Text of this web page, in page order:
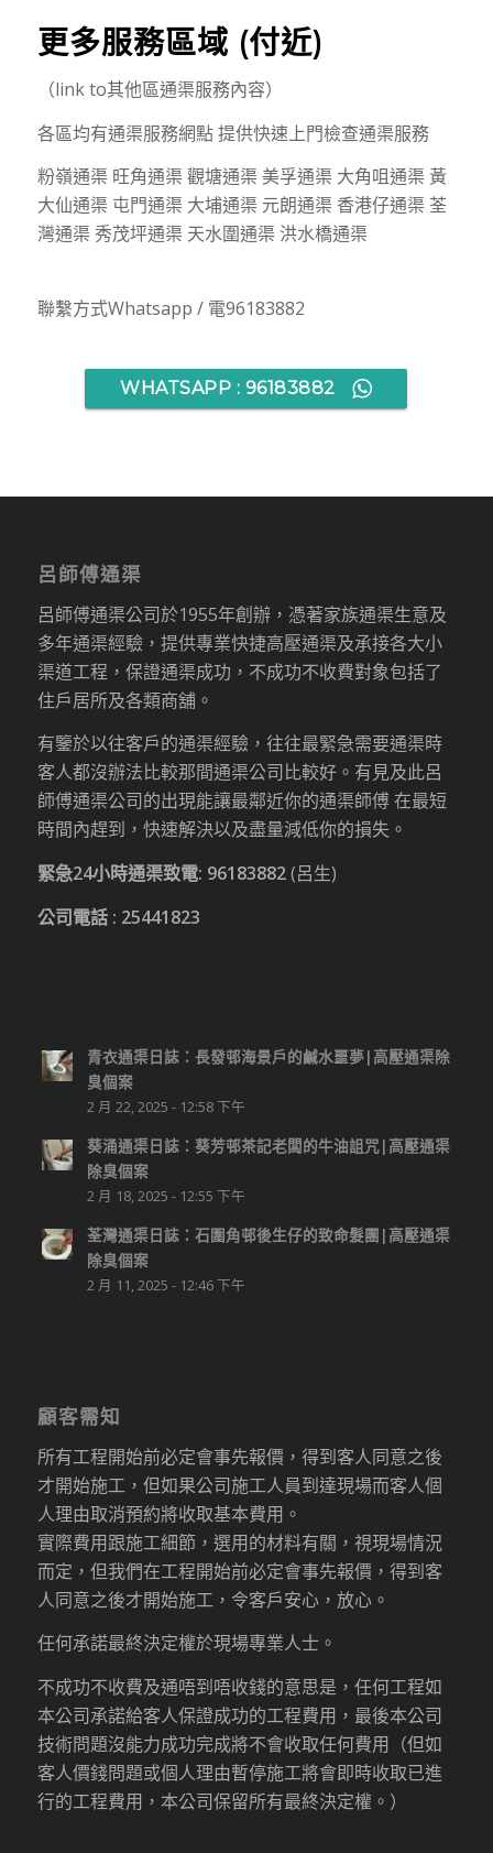
更多服務區域 (付近)
（link to其他區通渠服務內容）
各區均有通渠服務網點 提供快速上門檢查通渠服務
粉嶺通渠 旺角通渠 觀塘通渠 美孚通渠 大角咀通渠 黃
大仙通渠 屯門通渠 大埔通渠 元朗通渠 香港仔通渠 荃
灣通渠 秀茂坪通渠 天水圍通渠 洪水橋通渠
聯繫方式Whatsapp / 電96183882
WHATSAPP : 96183882
呂師傅通渠
呂師傅通渠公司於1955年創辦，憑著家族通渠生意及
多年通渠經驗，提供專業快捷高壓通渠及承接各大小
渠道工程，保證通渠成功，不成功不收費對象包括了
住戶居所及各類商舖。
有鑒於以往客戶的通渠經驗，往往最緊急需要通渠時
客人都沒辦法比較那間通渠公司比較好。有見及此呂
師傅通渠公司的出現能讓最鄰近你的通渠師傅 在最短
時間內趕到，快速解決以及盡量減低你的損失。
緊急24小時通渠致電: 96183882(呂生)
公司電話 : 25441823
青衣通渠日誌：長發邨海景戶的鹹水噩夢|高壓通渠除
臭個案
2 月 22, 2025 - 12:58 下午
葵涌通渠日誌：葵芳邨茶記老闆的牛油詛咒|高壓通渠
除臭個案
2 月 18, 2025 - 12:55 下午
荃灣通渠日誌：石圍角邨後生仔的致命髮團|高壓通渠
除臭個案
2 月 11, 2025 - 12:46 下午
顧客需知
所有工程開始前必定會事先報價，得到客人同意之後
才開始施工，但如果公司施工人員到達現場而客人個
人理由取消預約將收取基本費用。
實際費用跟施工細節，選用的材料有關，視現場情況
而定，但我們在工程開始前必定會事先報價，得到客
人同意之後才開始施工，令客戶安心，放心。
任何承諾最終決定權於現場專業人士。
不成功不收費及通唔到唔收錢的意思是，任何工程如
本公司承諾給客人保證成功的工程費用，最後本公司
技術問題沒能力成功完成將不會收取任何費用（但如
客人價錢問題或個人理由暫停施工將會即時收取已進
行的工程費用，本公司保留所有最終決定權。）